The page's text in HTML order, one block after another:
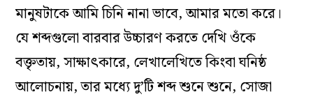
মানুষটাকে আমি চিনি নানা ভাবে, আমার মতো করে।
যে শব্দগুলো বারবার উচ্চারণ করতে দেখি ওঁকে
বক্তৃতায়, সাক্ষাৎকারে, লেখালেখিতে কিংবা ঘনিষ্ঠ
আলোচনায়, তার মধ্যে দু’টি শব্দ শুনে শুনে, সোজা